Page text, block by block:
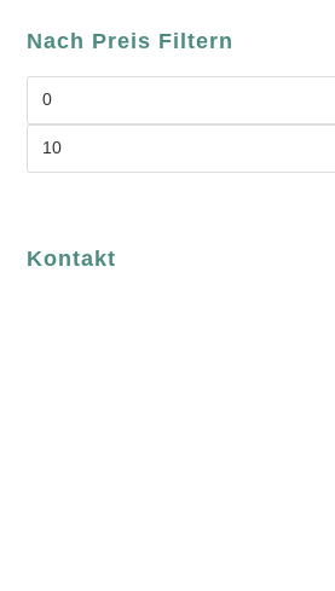
Nach Preis Filtern
Kontakt